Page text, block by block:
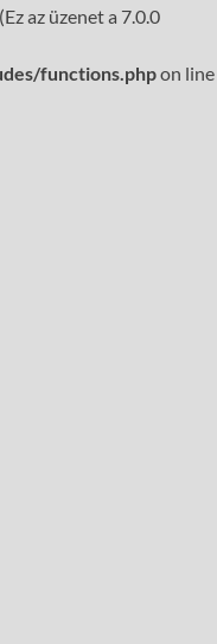
az üzenet a 7.0.0
functions.phpon line